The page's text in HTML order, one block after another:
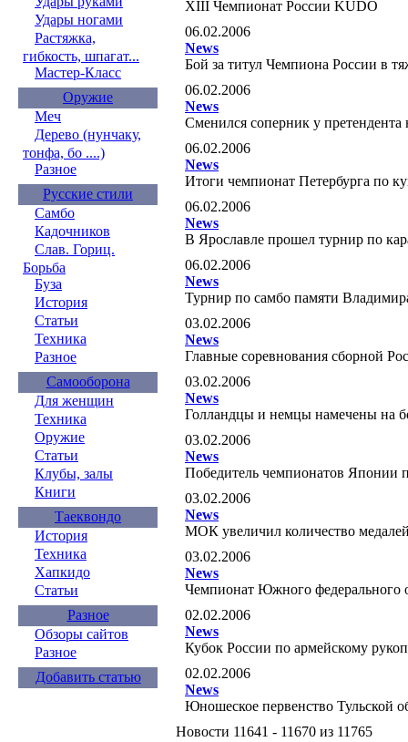
Удары ногами
Растяжка,
гибкость, шпагат...
Мастер-Класс
Оружие
Меч
Дерево (нунчаку,
тонфа, бо ....)
Разное
Русские стили
Самбо
Кадочников
Слав. Гориц.
Борьба
Буза
История
Статьи
Техника
Разное
Самооборона
Для женщин
Техника
Оружие
Статьи
Клубы, залы
Книги
Таеквондо
История
Техника
Хапкидо
Статьи
Разное
Обзоры сайтов
Разное
Добавить статью
XIII Чемпионат России KUDO
06.02.2006
News
Бой за титул Чемпиона России в
06.02.2006
News
Сменился соперник у
06.02.2006
News
Итоги чемпионат Петербурга по
06.02.2006
News
В Ярославле прошел турнир по
06.02.2006
News
Турнир по самбо памяти
03.02.2006
News
Главные соревнования сборной
03.02.2006
News
Голландцы и немцы намечены на
03.02.2006
News
Победитель чемпионатов Японии
03.02.2006
News
МОК увеличил количество
03.02.2006
News
Чемпионат Южного федерального
02.02.2006
News
Кубок России по армейскому
02.02.2006
News
Юношеское первенство Тульской
Новости 11641 - 11670 из 11765